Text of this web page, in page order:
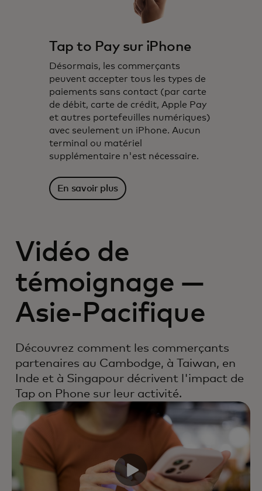
Tap to Pay sur iPhone
Désormais, les commerçants
peuvent accepter tous les types de
paiements sans contact (par carte
de débit, carte de crédit, Apple Pay
et autres portefeuilles numériques)
avec seulement un iPhone. Aucun
terminal ou matériel
supplémentaire n'est nécessaire.
En savoir plus
Vidéo de
témoignage —
Asie-Pacifique
Découvrez comment les commerçants
partenaires au Cambodge, à Taiwan, en
Inde et à Singapour décrivent l'impact de
Tap on Phone sur leur activité.